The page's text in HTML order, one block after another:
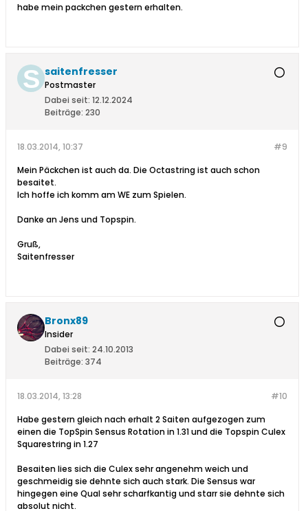
habe mein packchen gestern erhalten.
saitenfresser
Postmaster
Dabei seit: 12.12.2024
Beiträge: 230
#9
18.03.2014, 10:37
Mein Päckchen ist auch da. Die Octastring ist auch schon
besaitet.
Ich hoffe ich komm am WE zum Spielen.
Danke an Jens und Topspin.
Gruß,
Saitenfresser
Bronx89
Insider
Dabei seit: 24.10.2013
Beiträge: 374
#10
18.03.2014, 13:28
Habe gestern gleich nach erhalt 2 Saiten aufgezogen zum
einen die TopSpin Sensus Rotation in 1.31 und die Topspin Culex
Squarestring in 1.27
Besaiten lies sich die Culex sehr angenehm weich und
geschmeidig sie dehnte sich auch stark. Die Sensus war
hingegen eine Qual sehr scharfkantig und starr sie dehnte sich
absolut nicht.